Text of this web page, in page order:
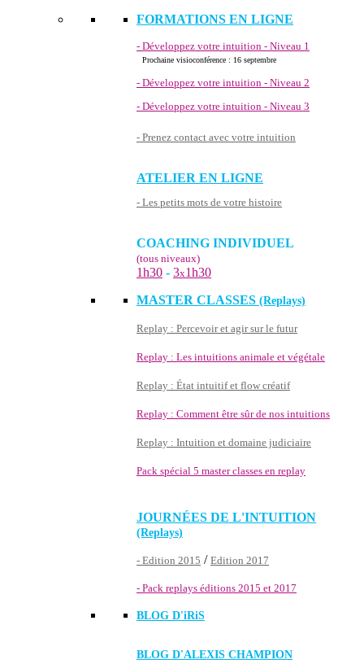
FORMATIONS EN LIGNE
- Développez votre intuition - Niveau 1
Prochaine visioconférence : 16 septembre
- Développez votre intuition - Niveau 2
- Développez votre intuition - Niveau 3
- Prenez contact avec votre intuition
ATELIER EN LIGNE
- Les petits mots de votre histoire
COACHING INDIVIDUEL
(tous niveaux)
1h30 - 3x1h30
MASTER CLASSES (Replays)
Replay : Percevoir et agir sur le futur
Replay : Les intuitions animale et végétale
Replay : État intuitif et flow créatif
Replay : Comment être sûr de nos intuitions
Replay : Intuition et domaine judiciaire
Pack spécial 5 master classes en replay
JOURNÉES DE L'INTUITION
(Replays)
- Edition 2015 / Edition 2017
- Pack replays éditions 2015 et 2017
BLOG D'iRiS
BLOG D'ALEXIS CHAMPION